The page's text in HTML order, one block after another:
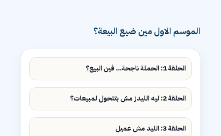
الموسم الاول مين ضيع البيعة؟
الحلقة 1: الحملة ناجحة... فين البيع؟
الحلقة 2: ليه الليدز مش بتتحول لمبيعات؟
الحلقة 3: الليد مش عميل